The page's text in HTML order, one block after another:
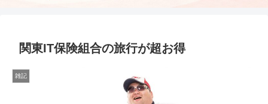
関東IT保険組合の旅行が超お得
雑記